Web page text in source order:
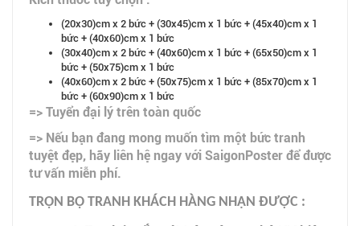
(20x30)cm x 2 bức + (30x45)cm x 1 bức + (45x40)cm x 1
bức + (40x60)cm x 1 bức
(30x40)cm x 2 bức + (40x60)cm x 1 bức + (65x50)cm x 1
bức + (50x75)cm x 1 bức
(40x60)cm x 2 bức + (50x75)cm x 1 bức + (85x70)cm x 1
bức + (60x90)cm x 1 bức
=> Tuyển đại lý trên toàn quốc
=> Nếu bạn đang mong muốn tìm một bức tranh
tuyệt đẹp, hãy liên hệ ngay với SaigonPoster để được
tư vấn miễn phí.
TRỌN BỘ TRANH KHÁCH HÀNG NHẬN ĐƯỢC :